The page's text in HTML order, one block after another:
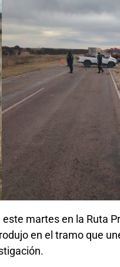
martes en la Ruta
en el tramo que